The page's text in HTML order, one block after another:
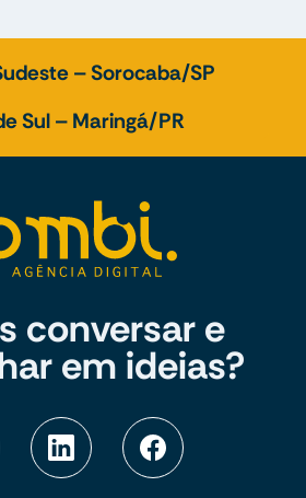
– Sorocaba/SP
Sul – Maringá/PR
conversar e
em ideias?